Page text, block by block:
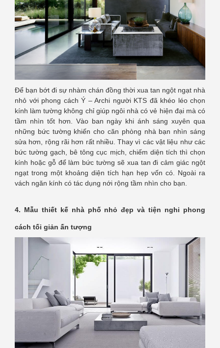
Để bạn bớt đi sự nhàm chán đồng thời xua tan ngột ngạt nhà
nhỏ với phong cách Ý – Archi người KTS đã khéo léo chọn
kính làm tường không chỉ giúp ngôi nhà có vẻ hiện đại mà có
tầm nhìn tốt hơn. Vào ban ngày khi ánh sáng xuyên qua
những bức tường khiến cho căn phòng nhà bạn nhìn sáng
sửa hơn, rộng rãi hơn rất nhiều. Thay vì các vật liệu như các
bức tường gạch, bê tông cục mịch, chiếm diện tích thì chọn
kính hoặc gỗ để làm bức tường sẽ xua tan đi cảm giác ngột
ngạt trong một khoảng diện tích hạn hẹp vốn có. Ngoài ra
vách ngăn kính có tác dụng nới rộng tầm nhìn cho bạn.
4. Mẫu thiết kế nhà phố nhỏ đẹp và tiện nghi phong
cách tối giản ấn tượng